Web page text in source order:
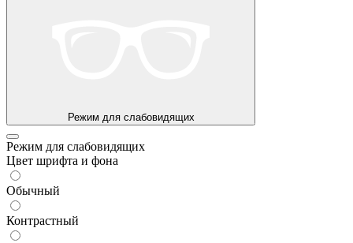
Режим для слабовидящих
Режим для слабовидящих
Цвет шрифта и фона
Обычный
Контрастный